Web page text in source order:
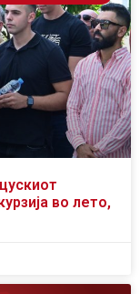
во лето,